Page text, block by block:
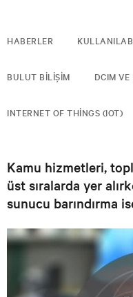
HABERLER
BULUT BILIŞIM DCIM
INTERNET OF THINGS (IOT)
Kamu hizmetleri,
üst sıralarda yer
sunucu barındırma